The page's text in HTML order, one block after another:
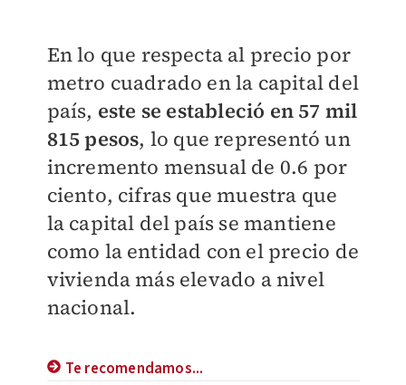
En lo que respecta al precio por
metro cuadrado en la capital del
país, este se estableció en 57 mil
815 pesos, lo que representó un
incremento mensual de 0.6 por
ciento, cifras que muestra que
la capital del país se mantiene
como la entidad con el precio de
vivienda más elevado a nivel
nacional.
Te recomendamos...